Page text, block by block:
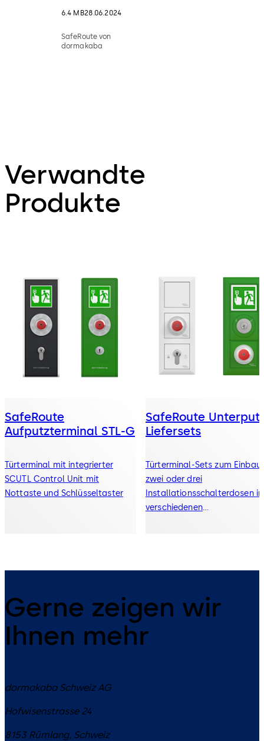
6.4 MB28.06.2024
SafeRoute von
dormakaba
Verwandte
Produkte
SafeRoute
Aufputzterminal STL-G
Türterminal mit integrierter
SCU­TL Control Unit mit
Nottaste und Schlüsseltaster
SafeRoute
Liefersets
Türterminal-Sets zum Einbau
zwei oder drei
Installationsschalterdosen in
verschiedenen
Gerne zeigen wir
Ihnen mehr
dormakaba Schweiz AG
Hofwisenstrasse 24
8153 Rümlang, Schweiz